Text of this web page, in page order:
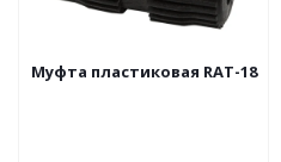
Муфта пластиковая RAT-18